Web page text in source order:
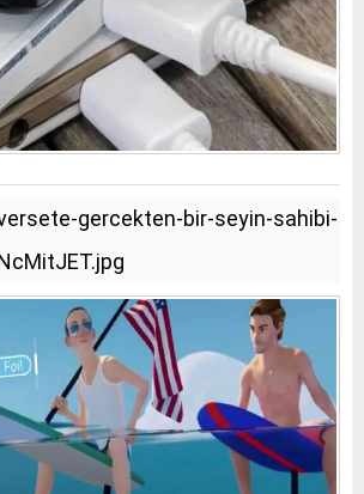
gercekten-bir-seyin-sahibi-